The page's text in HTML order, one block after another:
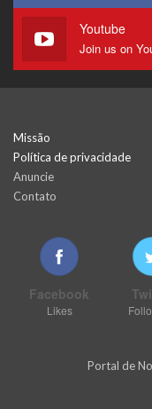
Youtube
Join us on
Missão
Política de privacidade
Anuncie
Contato
Facebook
Likes
Portal de